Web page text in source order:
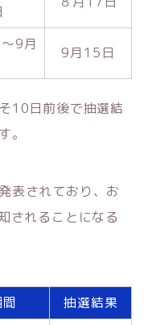
9月
9月15日
10日前後で抽選結
。
表されており、お
されることになる
抽選結果